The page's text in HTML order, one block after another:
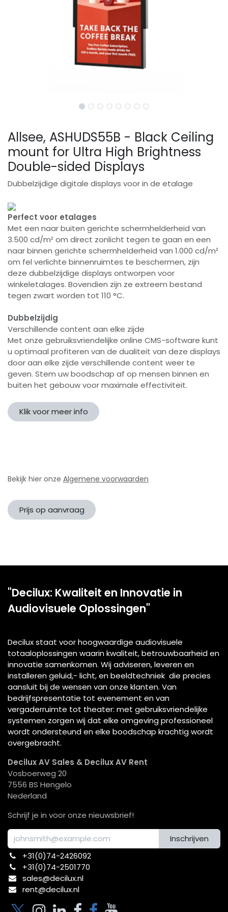
Allsee, ASHUDS55B - Black Ceiling
mount for Ultra High Brightness
Double-sided Displays
Dubbelzijdige digitale displays voor in de etalage
Perfect voor etalages
Met een naar buiten gerichte schermhelderheid van
3.500 cd/m² om direct zonlicht tegen te gaan en een
naar binnen gerichte schermhelderheid van 1.000 cd/m²
om fel verlichte binnenruimtes te beschermen, zijn
deze dubbelzijdige displays ontworpen voor
winkeletalages. Bovendien zijn ze extreem bestand
tegen zwart worden tot 110 °C.
Dubbelzijdig
Verschillende content aan elke zijde
Met onze gebruiksvriendelijke online CMS-software kunt
u optimaal profiteren van de dualiteit van deze displays
door aan elke zijde verschillende content weer te
geven. Stem uw boodschap af op mensen binnen en
buiten het gebouw voor maximale effectiviteit.
Klik voor meer info
Bekijk hier onze Algemene voorwaarden
Prijs op aanvraag
"Decilux: Kwaliteit en Innovatie in
Audiovisuele Oplossingen"
Decilux staat voor hoogwaardige audiovisuele
totaaloplossingen waarin kwaliteit, betrouwbaarheid en
innovatie samenkomen. Wij adviseren, leveren en
installeren geluid,- licht, en beeldtechniek die precies
aansluit bij de wensen van onze klanten. Van
bedrijfspresentatie tot evenement en van
vergaderruimte tot theater: met gebruiksvriendelijke
systemen zorgen wij dat elke omgeving professioneel
wordt ondersteund en elke boodschap krachtig wordt
overgebracht.
Decilux AV Sales & Decilux AV Rent
Vosboerweg 20
7556 BS Hengelo
Nederland
Schrijf je in voor onze nieuwsbrief!
Inschrijven
+31(0)74-2426092​
+31(0)74-2501770
sales@decilux.nl
rent@decilux.nl